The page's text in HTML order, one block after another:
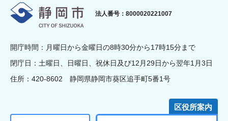
静岡市
法人番号：8000020221007
開庁時間：月曜日から金曜日の8時30分から17時15分まで
閉庁日：土曜日、日曜日、祝休日及び12月29日から翌年1月3日
住所：420-8602 静岡県静岡市葵区追手町5番1号
区役所案内